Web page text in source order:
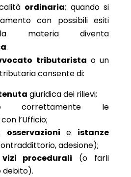
ordinaria; quando si
con possibili esiti
la materia diventa
.
tributarista o un
consente di:
giuridica dei rilievi;
correttamente le
con l’Ufficio;
osservazioni e istanze
adesione);
vizi procedurali (o farli
debito).